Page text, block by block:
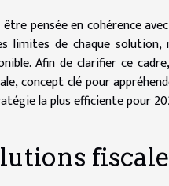
pensée en cohérence
limites de chaque
Afin de clarifier ce
concept clé pour
la plus efficiente pour